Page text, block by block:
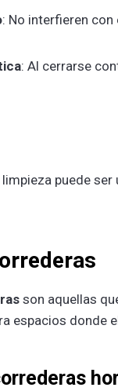
: No interfieren
: Al cerrarse
limpieza puede
son aquellas
espacios donde